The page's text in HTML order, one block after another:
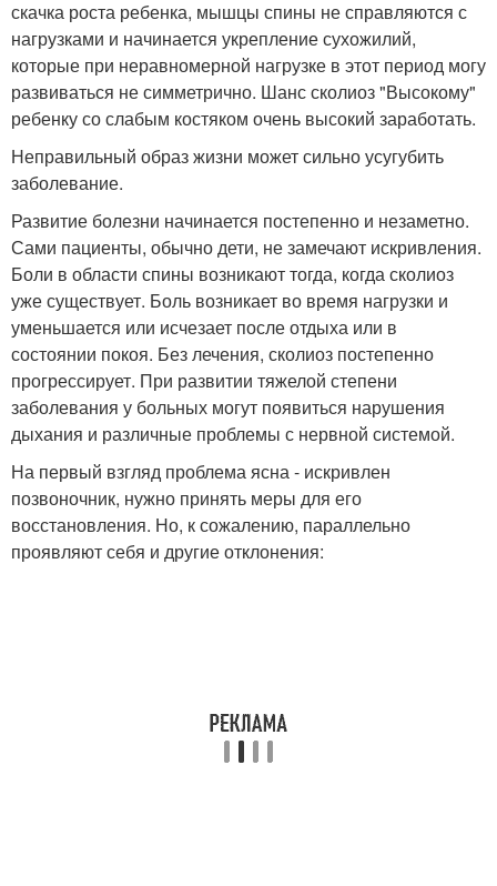
скачка роста ребенка, мышцы спины не справляются с
нагрузками и начинается укрепление сухожилий,
которые при неравномерной нагрузке в этот период могу
развиваться не симметрично. Шанс сколиоз "Высокому"
ребенку со слабым костяком очень высокий заработать.
Неправильный образ жизни может сильно усугубить
заболевание.
Развитие болезни начинается постепенно и незаметно.
Сами пациенты, обычно дети, не замечают искривления.
Боли в области спины возникают тогда, когда сколиоз
уже существует. Боль возникает во время нагрузки и
уменьшается или исчезает после отдыха или в
состоянии покоя. Без лечения, сколиоз постепенно
прогрессирует. При развитии тяжелой степени
заболевания у больных могут появиться нарушения
дыхания и различные проблемы с нервной системой.
На первый взгляд проблема ясна - искривлен
позвоночник, нужно принять меры для его
восстановления. Но, к сожалению, параллельно
проявляют себя и другие отклонения: